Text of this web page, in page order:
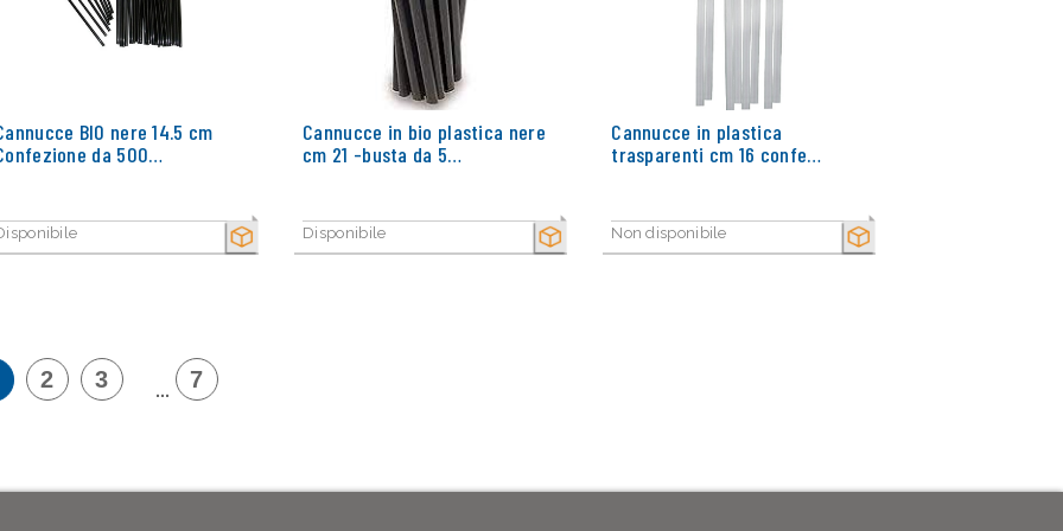
SECCO
BIO nere 14.5 cm
da 500…
SECCO
Cannucce in bio plastica nere
cm 21 -busta da 5…
Disponibile SECCO
Cannucce in plastica
trasparenti cm 16 confe…
Non disponibile
2 3 ... 7